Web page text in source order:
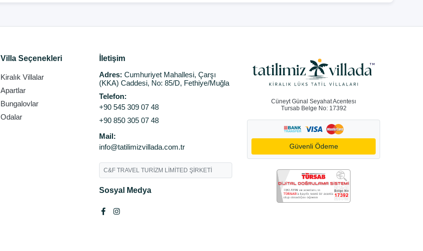
Villa Seçenekleri
Kiralık Villalar
Apartlar
Bungalovlar
Odalar
İletişim
Adres: Cumhuriyet Mahallesi, Çarşı
(KKA) Caddesi, No: 85/D, Fethiye/Muğla
Telefon:
+90 545 309 07 48
+90 850 305 07 48
Mail:
info@tatilimizvillada.com.tr
C&F TRAVEL TURİZM LİMİTED ŞİRKETİ
Sosyal Medya
Cüneyt Günal Seyahat Acentesı
Tursab Belge No: 17392
Güvenli Ödeme